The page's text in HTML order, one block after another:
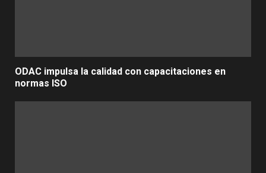
ODAC impulsa la calidad con capacitaciones en
normas ISO